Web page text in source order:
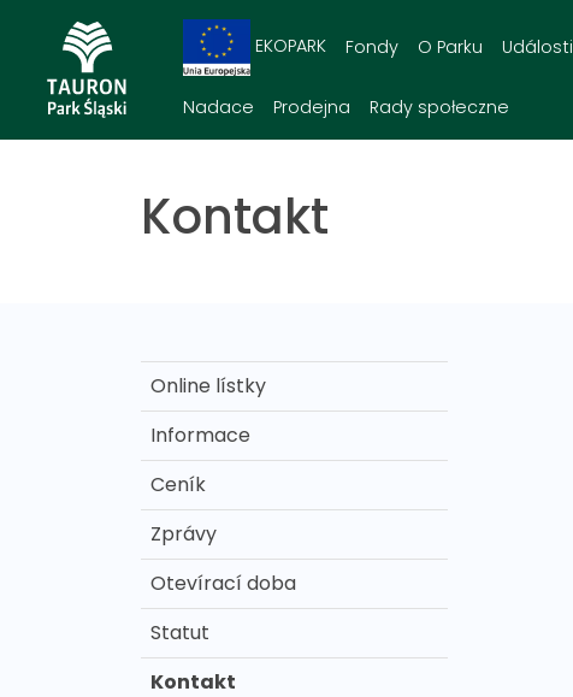
EKOPARK Fondy O Parku Události
Nadace Prodejna Rady społeczne
Kontakt
Online lístky
Informace
Ceník
Zprávy
Otevírací doba
Statut
Kontakt